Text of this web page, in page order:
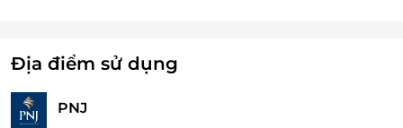
Địa điểm sử dụng
PNJ